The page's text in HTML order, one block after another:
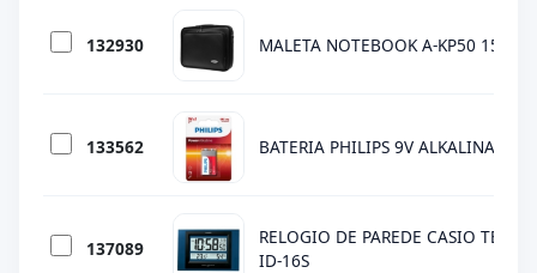
132930 MALETA NOTEBOOK A-KP50 15.4"
133562 BATERIA PHILIPS 9V ALKALINA
137089
RELOGIO DE PAREDE CASIO
ID-16S